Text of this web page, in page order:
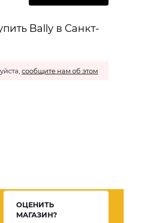
Bally в Санкт-
сообщите нам об этом
ОЦЕНИТЬ
МАГАЗИН?